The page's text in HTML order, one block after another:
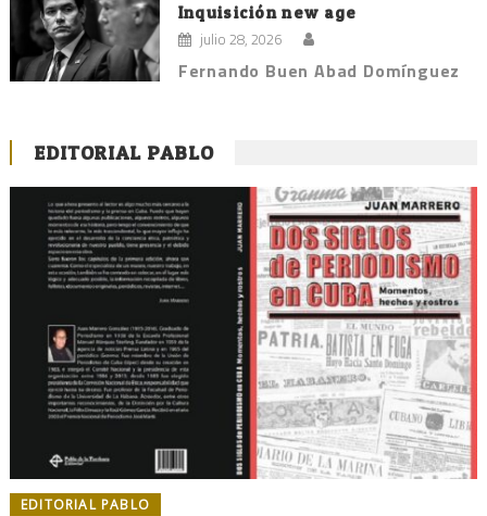
Inquisición new age
julio 28, 2026
Fernando Buen Abad Domínguez
EDITORIAL PABLO
EDITORIAL PABLO